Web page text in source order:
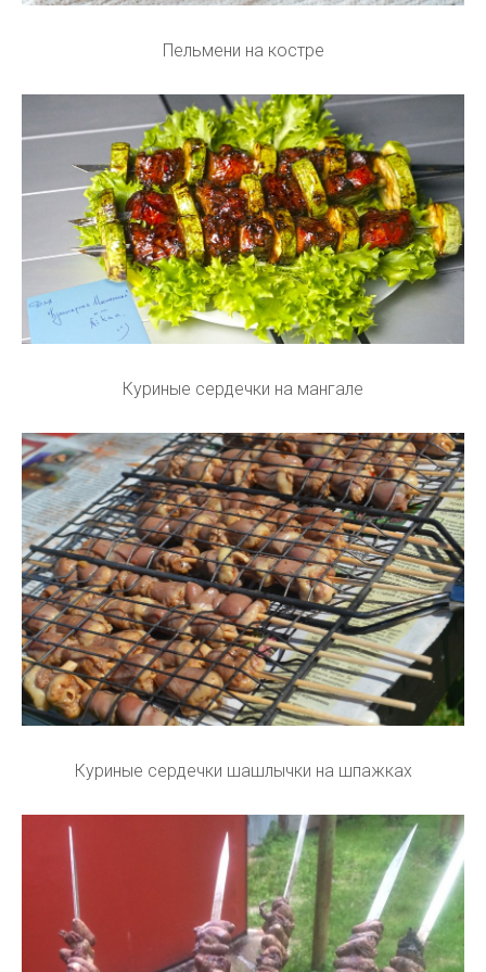
Пельмени на костре
Куриные сердечки на мангале
Куриные сердечки шашлычки на шпажках